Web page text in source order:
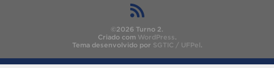
©2026 Turno 2.
Criado com WordPress.
Tema desenvolvido por SGTIC / UFPel.